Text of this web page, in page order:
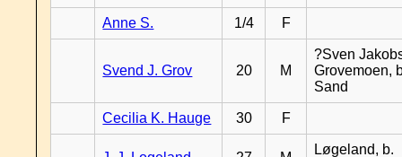
Anne S. 1/4 F
Svend J. Grov 20 M
?Sven
Grovemoen,
Sand
Cecilia K. Hauge 30 F
Løgeland, b.